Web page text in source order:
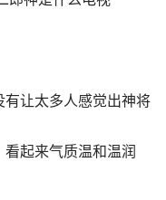
让太多人感觉出神将
起来气质温和温润